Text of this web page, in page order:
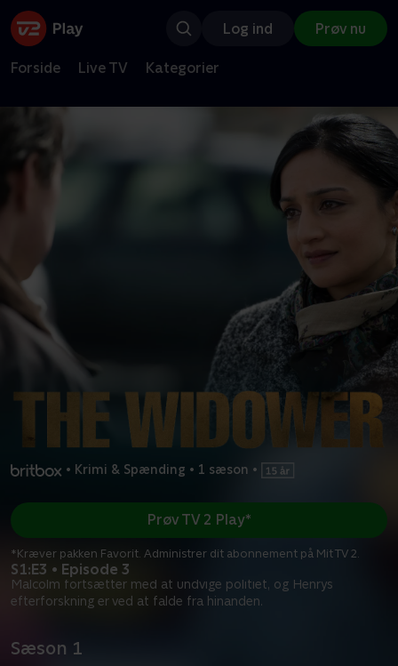
Log ind Prøv nu
Forside Live TV Kategorier
• Krimi & Spænding • 1 sæson •
S1:E3 • Episode 3
Malcolm fortsætter med at undvige politiet, og Henrys
efterforskning er ved at falde fra hinanden.
Prøv TV 2 Play*
*Kræver pakken Favorit. Administrer dit abonnement på Mit TV 2.
Sæson 1